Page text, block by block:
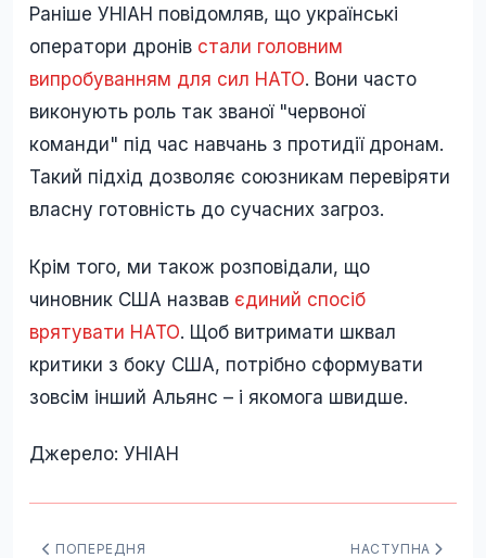
Раніше УНІАН повідомляв, що українські
оператори дронів стали головним
випробуванням для сил НАТО. Вони часто
виконують роль так званої "червоної
команди" під час навчань з протидії дронам.
Такий підхід дозволяє союзникам перевіряти
власну готовність до сучасних загроз.
Крім того, ми також розповідали, що
чиновник США назвав єдиний спосіб
врятувати НАТО. Щоб витримати шквал
критики з боку США, потрібно сформувати
зовсім інший Альянс – і якомога швидше.
Джерело: УНІАН
ПОПЕРЕДНЯ НАСТУПНА